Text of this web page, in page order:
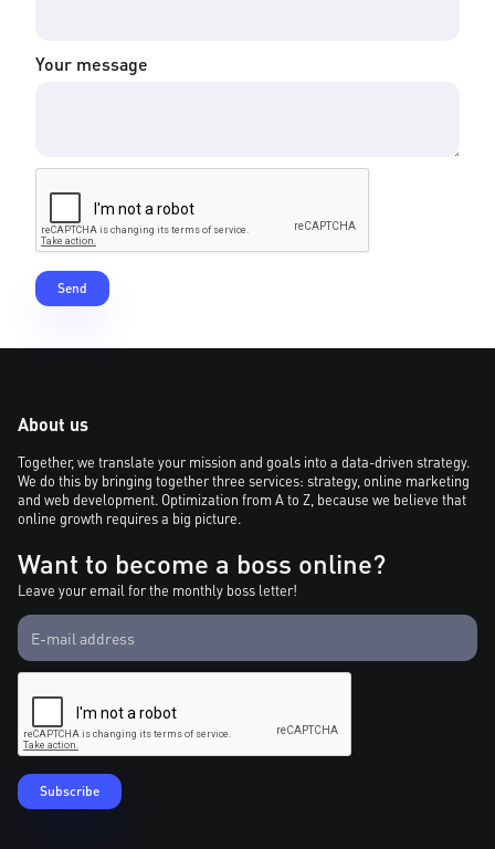
Your message
About us
Together, we translate your mission and goals into a data-driven strategy.
We do this by bringing together three services: strategy, online marketing
and web development. Optimization from A to Z, because we believe that
online growth requires a big picture.
Want to become a boss online?
Leave your email for the monthly boss letter!